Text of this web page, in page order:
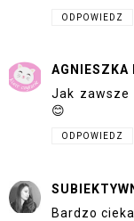
ODPOWIEDZ
AGNIESZKA
Jak zawsze
😊
ODPOWIEDZ
Bardzo